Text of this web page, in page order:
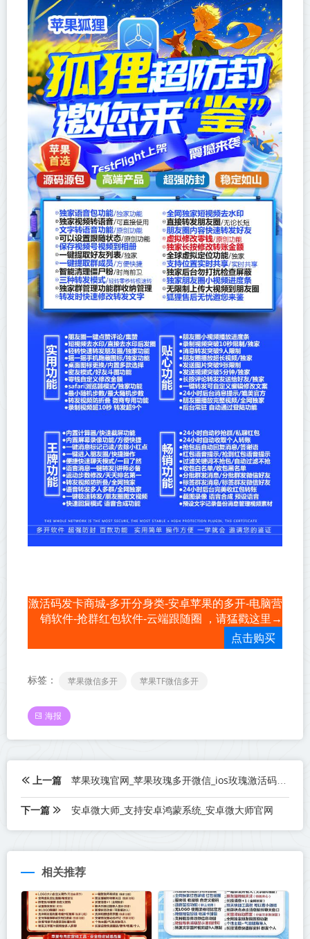
激活码发卡商城-多开分身类-安卓苹果的多开-电脑营
销软件-抢群红包软件-云端跟随圈 ，请猛戳这里→
点击购买
标签： 苹果微信多开 苹果TF微信多开
海报
上一篇 苹果玫瑰官网_苹果玫瑰多开微信_ios玫瑰激活码_苹果玫瑰定时群发软件
下一篇 安卓微大师_支持安卓鸿蒙系统_安卓微大师官网
相关推荐